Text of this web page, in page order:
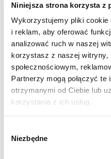
Niniejsza strona korzysta z
Wykorzystujemy pliki cookie
i reklam, aby oferować
analizować ruch w naszej
korzystasz z naszej witryny,
społecznościowym,
Partnerzy mogą połączyć
otrzymanymi od Ciebie lub
korzystania z ich usług.
zgody
Niezbędne
dałam ½ sztuki),
1-2 łyżki masła,
½ łyżeczki soku z
świeże listki kolendry
Posiekaną cebulę,
kolendry, sól i zieloną
lub rozdrobnić
Na patelni roztopić
przyprawami i